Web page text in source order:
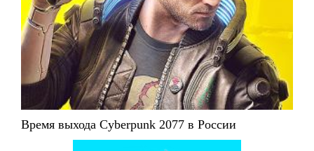
Время выхода Cyberpunk 2077 в России